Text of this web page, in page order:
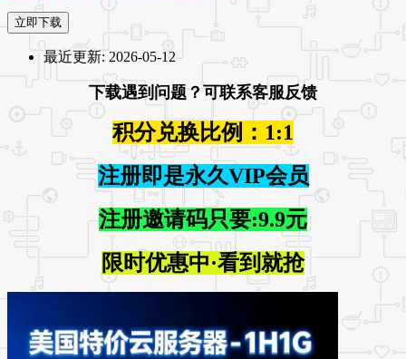
立即下载
最近更新: 2026-05-12
下载遇到问题？可联系客服反馈
积分兑换比例：1:1
注册即是永久VIP会员
注册邀请码只要:9.9元
限时优惠中·看到就抢